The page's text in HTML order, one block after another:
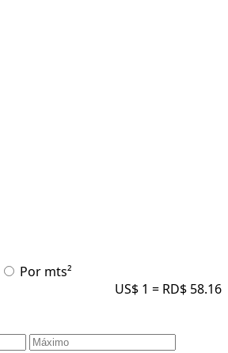
Por mts²
US$ 1 = RD$ 58.16